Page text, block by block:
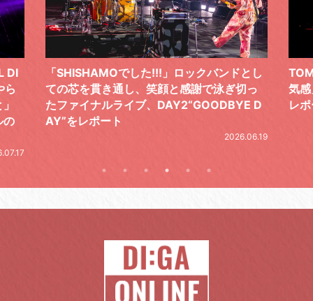
DI
ら
の
「SHISHAMOでした!!!」ロックバンドとし
ての芯を貫き通し、笑顔と感謝で泳ぎ切っ
たファイナルライブ、DAY2“GOODBYE D
AY”をレポート
2026.06.19
気
レ